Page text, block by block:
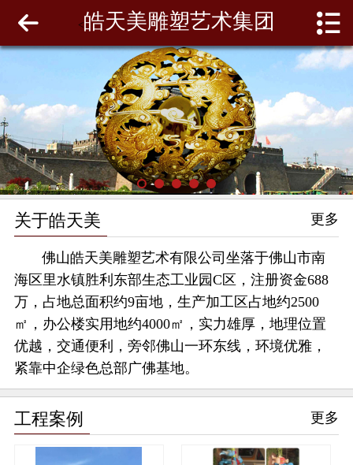
网站首页
最新动态
工程案例
雕塑泥模
<皓天美雕塑艺术集团
关于皓天美 更多
佛山皓天美雕塑艺术有限公司坐落于佛山市南
海区里水镇胜利东部生态工业园C区，注册资金688
万，占地总面积约9亩地，生产加工区占地约2500
㎡，办公楼实用地约4000㎡，实力雄厚，地理位置
优越，交通便利，旁邻佛山一环东线，环境优雅，
紧靠中企绿色总部广佛基地。
工程案例 更多